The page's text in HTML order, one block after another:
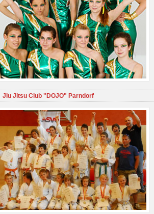
Jiu Jitsu Club "DOJO" Parndorf